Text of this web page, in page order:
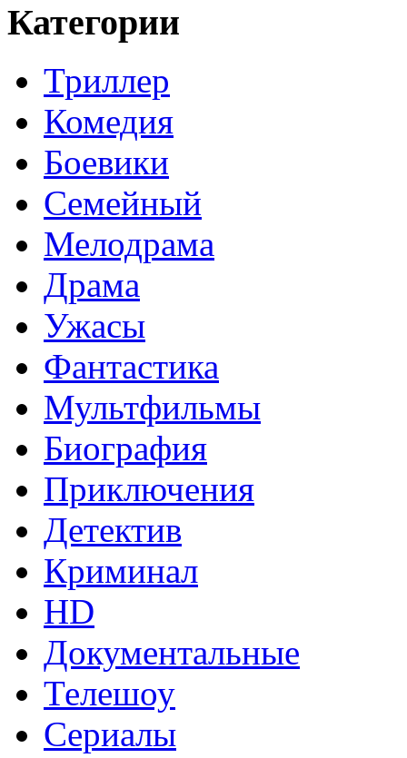
Категории
Триллер
Комедия
Боевики
Семейный
Мелодрама
Драма
Ужасы
Фантастика
Мультфильмы
Биография
Приключения
Детектив
Криминал
HD
Документальные
Телешоу
Сериалы